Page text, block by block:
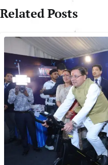
Related Posts